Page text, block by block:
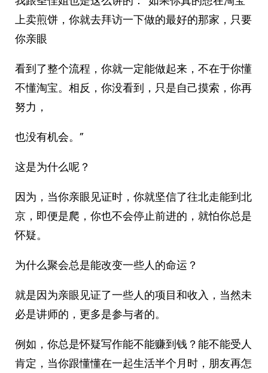
上卖煎饼，你就去拜访一下做的最好的那家，只要
你亲眼
看到了整个流程，你就一定能做起来，不在于你懂
不懂淘宝。相反，你没看到，只是自己摸索，你再
努力，
也没有机会。”
这是为什么呢？
因为，当你亲眼见证时，你就坚信了往北走能到北
京，即便是爬，你也不会停止前进的，就怕你总是
怀疑。
为什么聚会总是能改变一些人的命运？
就是因为亲眼见证了一些人的项目和收入，当然未
必是讲师的，更多是参与者的。
例如，你总是怀疑写作能不能赚到钱？能不能受人
肯定，当你跟懂懂在一起生活半个月时，朋友再怎